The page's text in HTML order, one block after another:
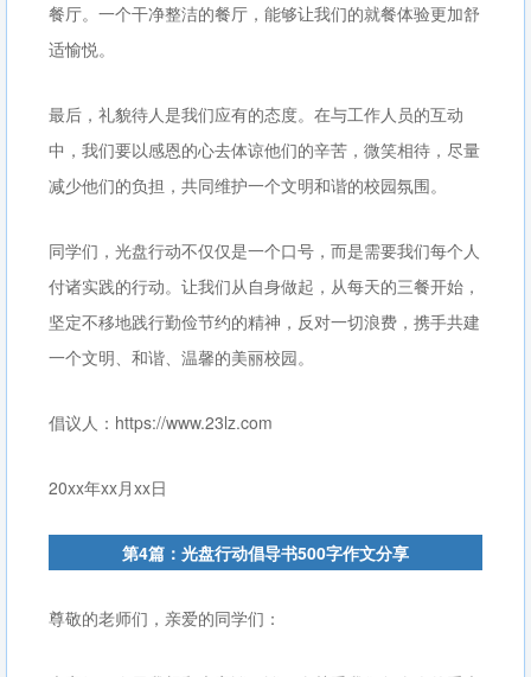
餐厅。一个干净整洁的餐厅，能够让我们的就餐体验更加舒
适愉悦。
最后，礼貌待人是我们应有的态度。在与工作人员的互动
中，我们要以感恩的心去体谅他们的辛苦，微笑相待，尽量
减少他们的负担，共同维护一个文明和谐的校园氛围。
同学们，光盘行动不仅仅是一个口号，而是需要我们每个人
付诸实践的行动。让我们从自身做起，从每天的三餐开始，
坚定不移地践行勤俭节约的精神，反对一切浪费，携手共建
一个文明、和谐、温馨的美丽校园。
倡议人：https://www.23lz.com
20xx年xx月xx日
第4篇：光盘行动倡导书500字作文分享
尊敬的老师们，亲爱的同学们：